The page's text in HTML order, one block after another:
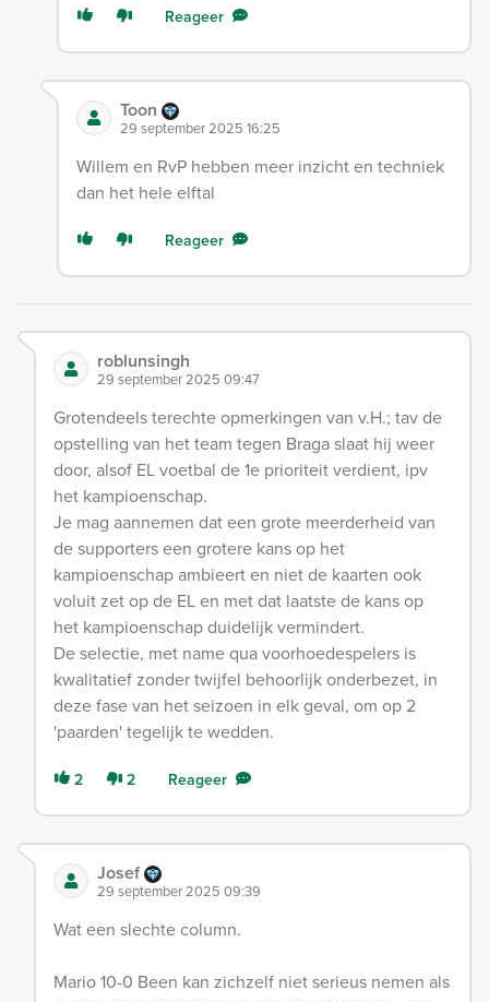
Reageer
Toon
29 september 2025 16:25
Willem en RvP hebben meer inzicht en techniek
dan het hele elftal
Reageer
roblunsingh
29 september 2025 09:47
Grotendeels terechte opmerkingen van v.H.; tav de
opstelling van het team tegen Braga slaat hij weer
door, alsof EL voetbal de 1e prioriteit verdient, ipv
het kampioenschap.
Je mag aannemen dat een grote meerderheid van
de supporters een grotere kans op het
kampioenschap ambieert en niet de kaarten ook
voluit zet op de EL en met dat laatste de kans op
het kampioenschap duidelijk vermindert.
De selectie, met name qua voorhoedespelers is
kwalitatief zonder twijfel behoorlijk onderbezet, in
deze fase van het seizoen in elk geval, om op 2
'paarden' tegelijk te wedden.
2 2 Reageer
Josef
29 september 2025 09:39
Wat een slechte column.
Mario 10-0 Been kan zichzelf niet serieus nemen als